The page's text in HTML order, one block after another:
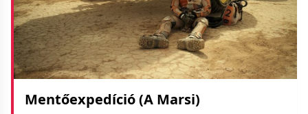
Mentőexpedíció (A Marsi)